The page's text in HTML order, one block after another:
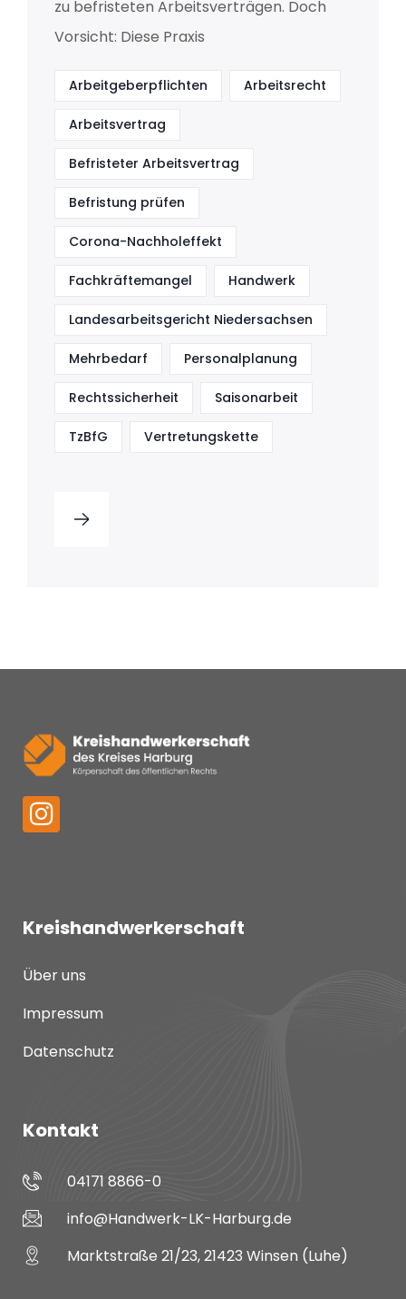
zu befristeten Arbeitsverträgen. Doch
Vorsicht: Diese Praxis
Arbeitgeberpflichten Arbeitsrecht
Arbeitsvertrag
Befristeter Arbeitsvertrag
Befristung prüfen
Corona-Nachholeffekt
Fachkräftemangel Handwerk
Landesarbeitsgericht Niedersachsen
Mehrbedarf Personalplanung
Rechtssicherheit Saisonarbeit
TzBfG Vertretungskette
Kreishandwerkerschaft
Über uns
Impressum
Datenschutz
Kontakt
04171 8866-0
info@Handwerk-LK-Harburg.de
Marktstraße 21/23, 21423 Winsen (Luhe)